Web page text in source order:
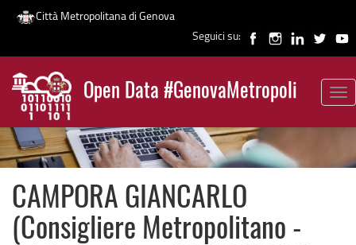
Salta
contenuto
principale
Città Metropolitana di Genova
Seguici su:
Open Data #GenovaMetropoli
News
CAMPORA GIANCARLO
(Consigliere Metropolitano -